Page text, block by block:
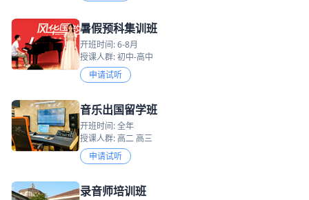
暑假预科集训班
开班时间: 6-8月
授课人群: 初中-高中
申请试听
音乐出国留学班
开班时间: 全年
授课人群: 高二 高三
申请试听
录音师培训班